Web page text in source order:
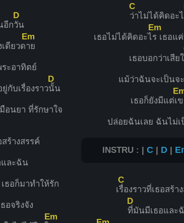
อีก
D
วัน
ดียวด
Em
าย
ะอาทิตย์
กับเรื่องราว
D
นั้น
อนยา ที่รักษาใจ
สร้างสรรค์
ละฉัน
ธอก็มาทำให้รัก
อจริงจัง
Em
C
ว่าไม่ได้คิดอะไ
เธอไม่ได้คิดอะไ
Em
ร เธอแ
เธอบอกว่าเสียใ
แม้ว่าฉันจะเป็นจ
เธอก็ยังมีแต่เ
ปล่อยฉันเลย ฉันไม่เ
INSTRU : |C | D |
เ
C
รื่องราวที่เธอสร้า
D
ที่มันมีเธอและ